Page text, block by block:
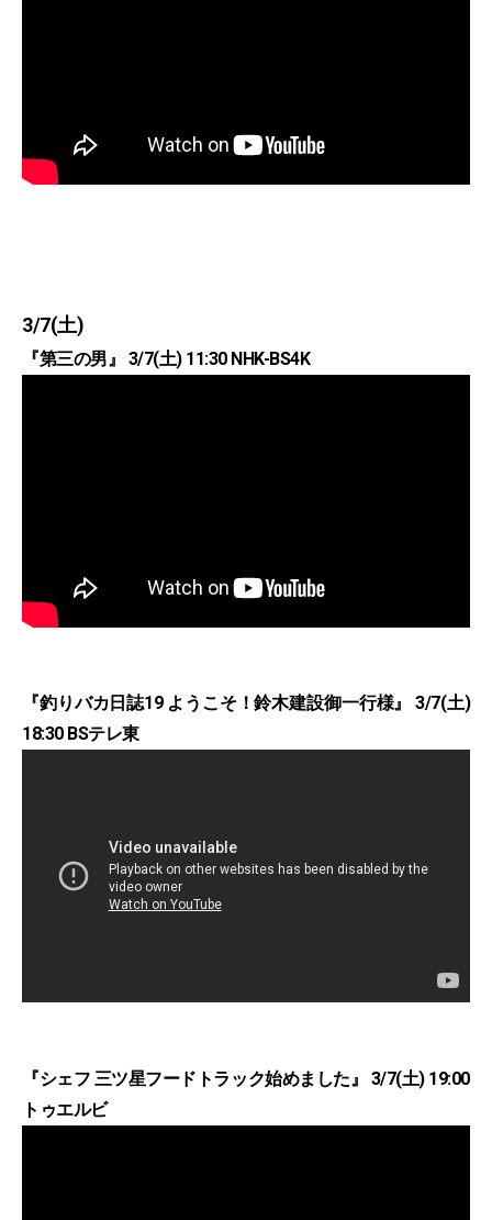
3/7(土)
『第三の男』 3/7(土) 11:30 NHK-BS4K
『釣りバカ日誌19 ようこそ！鈴木建設御一行様』 3/7(土)
18:30 BSテレ東
『シェフ 三ツ星フードトラック始めました』 3/7(土) 19:00
トゥエルビ